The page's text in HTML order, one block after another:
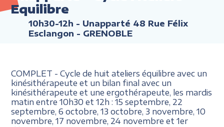
Equilibre
10h30-12h - Unapparté 48 Rue Félix
Esclangon - GRENOBLE
COMPLET - Cycle de huit ateliers équilibre avec un
kinésithérapeute et un bilan final avec un
kinésithérapeute et une ergothérapeute, les mardis
matin entre 10h30 et 12h : 15 septembre, 22
septembre, 6 octobre, 13 octobre, 3 novembre, 10
novembre, 17 novembre, 24 novembre et 1er